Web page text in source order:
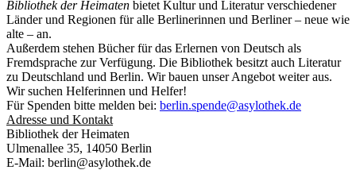
Bibliothek der Heimaten bietet Kultur und Literatur verschiedener
Länder und Regionen für alle Berlinerinnen und Berliner – neue wie
alte – an.
Außerdem stehen Bücher für das Erlernen von Deutsch als
Fremdsprache zur Verfügung. Die Bibliothek besitzt auch Literatur
zu Deutschland und Berlin. Wir bauen unser Angebot weiter aus.
Wir suchen Helferinnen und Helfer!
Für Spenden bitte melden bei: berlin.spende@asylothek.de
Adresse und Kontakt
Bibliothek der Heimaten
Ulmenallee 35, 14050 Berlin
E-Mail: berlin@asylothek.de